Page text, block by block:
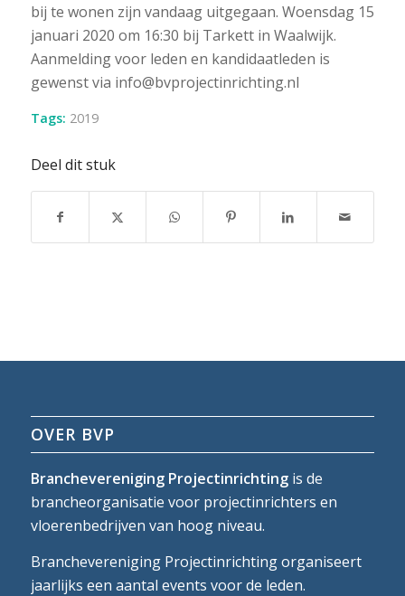
bij te wonen zijn vandaag uitgegaan. Woensdag 15
januari 2020 om 16:30 bij Tarkett in Waalwijk.
Aanmelding voor leden en kandidaatleden is
gewenst via info@bvprojectinrichting.nl
Tags: 2019
Deel dit stuk
OVER BVP
Branchevereniging Projectinrichtingis de
brancheorganisatie voor projectinrichters en
vloerenbedrijven van hoog niveau.
Branchevereniging Projectinrichting organiseert
jaarlijks een aantal events voor de leden.